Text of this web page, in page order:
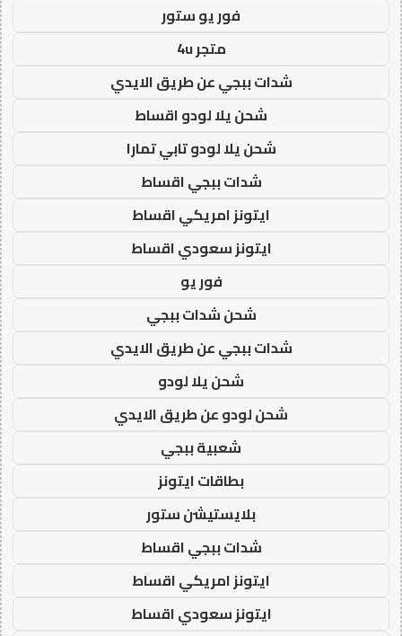
فور يو ستور
متجر 4u
شدات ببجي عن طريق الايدي
شحن يلا لودو اقساط
شحن يلا لودو تابي تمارا
شدات ببجي اقساط
ايتونز امريكي اقساط
ايتونز سعودي اقساط
فور يو
شحن شدات ببجي
شدات ببجي عن طريق الايدي
شحن يلا لودو
شحن لودو عن طريق الايدي
شعبية ببجي
بطاقات ايتونز
بلايستيشن ستور
شدات ببجي اقساط
ايتونز امريكي اقساط
ايتونز سعودي اقساط